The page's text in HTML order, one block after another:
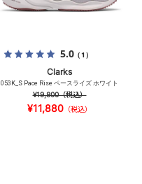
5.0（1）
Clarks
053K_S Pace Rise ペースライズ ホワイト
¥19,800（税込）
¥11,880 （税込）